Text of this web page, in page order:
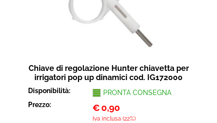
Chiave di regolazione Hunter chiavetta per
irrigatori pop up dinamici cod. IG172000
Disponibilità:
PRONTA CONSEGNA
Prezzo:
€ 0,90
Iva inclusa (22%)